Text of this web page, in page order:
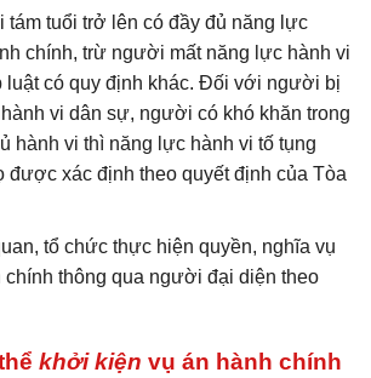
tuổi trở lên có đầy đủ năng lực
chính, trừ người mất năng lực hành vi
luật có quy định khác. Đối với người bị
vi dân sự, người có khó khăn trong
hành vi thì năng lực hành vi tố tụng
được xác định theo quyết định của Tòa
tổ chức thực hiện quyền, nghĩa vụ
chính thông qua người đại diện theo
khởi kiện vụ án hành chính